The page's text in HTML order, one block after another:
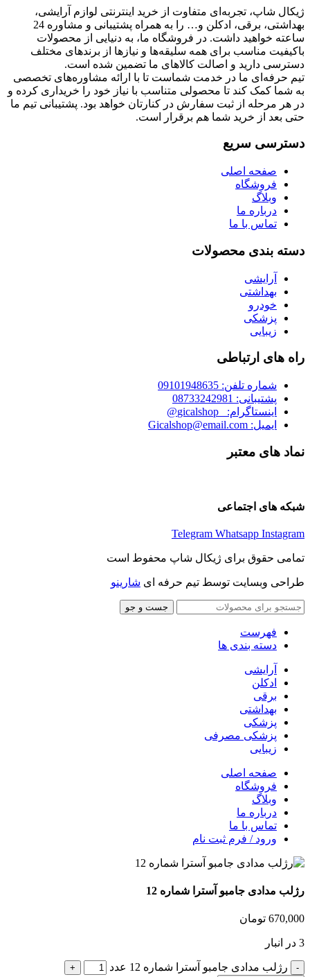
ژیکال شاپ، تجربه‌ای متفاوت از خرید اینترنتی لوازم آرایشی،
بهداشتی، برقی، ادکلن و… را به همراه پشتیبانی و مشاوره 24
ساعته خواهید داشت. در فروشگاه ما، به دنیایی از محصولات
باکیفیت مناسب برای همه سلیقه‌ها و نیازها از برندهای مختلف
دسترسی دارید و اصالت کالاهای ما تضمین شده است.
تیم حرفه‌ای ما در خدمت شماست تا با ارائه مشاوره‌های تخصصی
به شما کمک کند تا محصولی متناسب با نیاز خود را خریداری کرده و
در هر مرحله از ثبت سفارش در کنارتان خواهد بود. پشتیبانی تیم ما
حتی بعد از خرید شما هم برقرار است.
دسترسی سریع
صفحه اصلی
فروشگاه
وبلاگ
درباره ما
تماس با ما
دسته بندی محصولات
آرایشی
بهداشتی
خودرو
پزشکی
زیبایی
راه های ارتباطی
شماره تلفن: 09101948635
پشتیبانی: 08733242981
اینستاگرام: _gicalshop@
ایمیل: Gicalshop@email.com
نماد های معتبر
شبکه های اجتماعی
Telegram Whatsapp Instagram
تمامی حقوق برای ژیکال شاپ محفوط است
طراحی وبسایت توسط تیم حرفه ای شارینو
جست و جو
فهرست
دسته بندی ها
آرایشی
ادکلن
برقی
بهداشتی
پزشکی
پزشکی مصرفی
زیبایی
صفحه اصلی
فروشگاه
وبلاگ
درباره ما
تماس با ما
ورود / فرم ثبت نام
رژلب مدادی جامبو آسترا شماره 12
670,000 تومان
3 در انبار
رژلب مدادی جامبو آسترا شماره 12 عدد